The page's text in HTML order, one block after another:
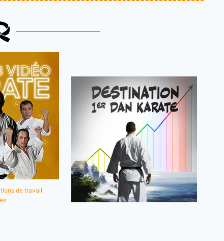
de travail